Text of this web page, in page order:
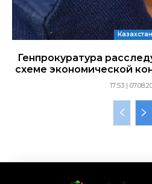
Казахстан
Генпрокуратура
схеме экономической
17:53 |